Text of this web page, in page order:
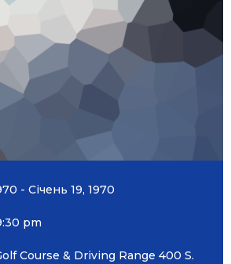
- Січень 19, 1970
pm
Course & Driving Range 400 S.